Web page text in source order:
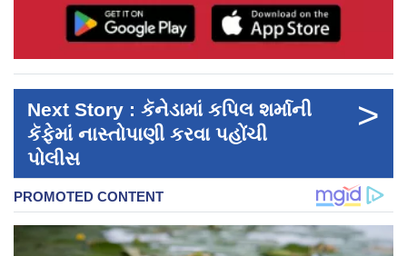
Next Story : કૅનેડામાં કપિલ શર્માની
કૅફેમાં નાસ્તોપાણી કરવા પહોંચી
પોલીસ
>